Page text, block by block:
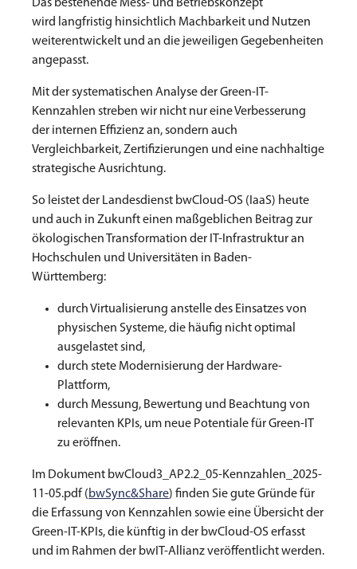
Das bestehende Mess- und Betriebskonzept
wird langfristig hinsichtlich Machbarkeit und Nutzen
weiterentwickelt und an die jeweiligen Gegebenheiten
angepasst.
Mit der systematischen Analyse der Green-IT-
Kennzahlen streben wir nicht nur eine Verbesserung
der internen Effizienz an, sondern auch
Vergleichbarkeit, Zertifizierungen und eine nachhaltige
strategische Ausrichtung.
So leistet der Landesdienst bwCloud-OS (IaaS) heute
und auch in Zukunft einen maßgeblichen Beitrag zur
ökologischen Transformation der IT-Infrastruktur an
Hochschulen und Universitäten in Baden-
Württemberg:
durch Virtualisierung anstelle des Einsatzes von
physischen Systeme, die häufig nicht optimal
ausgelastet sind,
durch stete Modernisierung der Hardware-
Plattform,
durch Messung, Bewertung und Beachtung von
relevanten KPIs, um neue Potentiale für Green-IT
zu eröffnen.
Im Dokument bwCloud3_AP2.2_05-Kennzahlen_2025-
11-05.pdf (bwSync&Share) finden Sie gute Gründe für
die Erfassung von Kennzahlen sowie eine Übersicht der
Green-IT-KPIs, die künftig in der bwCloud-OS erfasst
und im Rahmen der bwIT-Allianz veröffentlicht werden.